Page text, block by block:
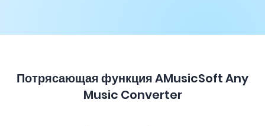
Потрясающая функция AMusicSoft Any
Music Converter